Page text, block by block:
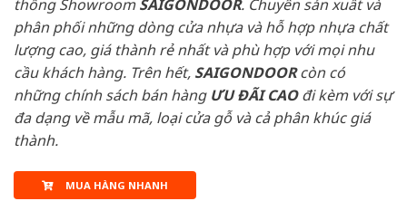
thống ShowroomSAIGONDOOR. Chuyên sản xuất và
phân phối những dòng cửa nhựa và hỗ hợp nhựa chất
lượng cao, giá thành rẻ nhất và phù hợp với mọi nhu
cầu khách hàng. Trên hết, SAIGONDOORcòn có
những chính sách bán hàng ƯU ĐÃI CAOđi kèm với sự
đa dạng về mẫu mã, loại cửa gỗ và cả phân khúc giá
thành.
MUA HÀNG NHANH